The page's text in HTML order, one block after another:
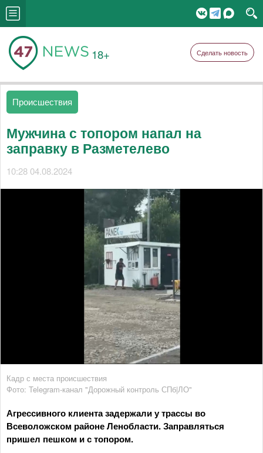
18+ Сделать новость
Происшествия
Мужчина с топором напал на
заправку в Разметелево
10:28 04.08.2024
Кадр с места происшествия
Фото: Telegram-канал "Дорожный контроль СПб|ЛО"
Агрессивного клиента задержали у трассы во
Всеволожском районе Ленобласти. Заправляться
пришел пешком и с топором.